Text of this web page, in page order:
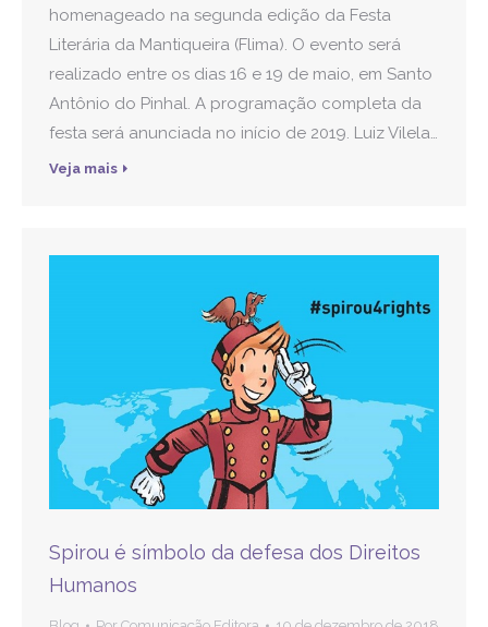
homenageado na segunda edição da Festa
Literária da Mantiqueira (Flima). O evento será
realizado entre os dias 16 e 19 de maio, em Santo
Antônio do Pinhal. A programação completa da
festa será anunciada no início de 2019. Luiz Vilela…
Veja mais
Spirou é símbolo da defesa dos Direitos
Humanos